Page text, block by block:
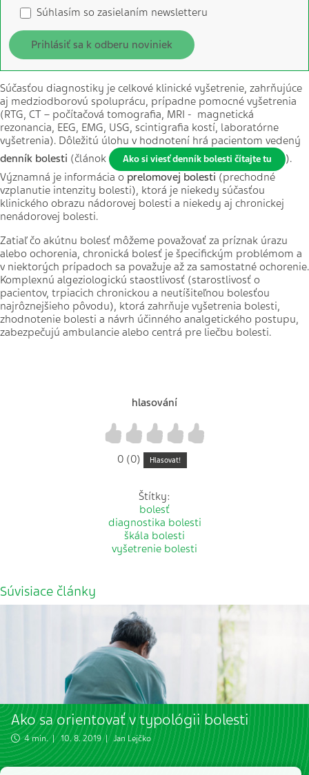
Súhlasím so zasielaním newsletteru
Prihlásiť sa k odberu noviniek
Súčasťou diagnostiky je celkové klinické vyšetrenie, zahrňujúce
aj medziodborovú spoluprácu, prípadne pomocné vyšetrenia
(RTG, CT – počítačová tomografia, MRI - magnetická
rezonancia, EEG, EMG, USG, scintigrafia kostí, laboratórne
vyšetrenia). Dôležitú úlohu v hodnotení hrá pacientom vedený
denník bolesti (článok Ako si viesť denník bolesti čítajte tu
).
Významná je informácia o prelomovej bolesti (prechodné
vzplanutie intenzity bolesti), ktorá je niekedy súčasťou
klinického obrazu nádorovej bolesti a niekedy aj chronickej
nenádorovej bolesti.
Zatiaľ čo akútnu bolesť môžeme považovať za príznak úrazu
alebo ochorenia, chronická bolesť je špecifickým problémom a
v niektorých prípadoch sa považuje až za samostatné ochorenie.
Komplexnú algeziologickú staostlivosť (starostlivosť o
pacientov, trpiacich chronickou a neutíšiteľnou bolesťou
najrôznejšieho pôvodu), ktorá zahrňuje vyšetrenia bolesti,
zhodnotenie bolesti a návrh účinného analgetického postupu,
zabezpečujú ambulancie alebo centrá pre liečbu bolesti.
hlasování
4
3
2
1
0 (0) Hlasovat!
Štítky:
bolesť
diagnostika bolesti
škála bolesti
vyšetrenie bolesti
Súvisiace články
Ako sa orientovať v typológii bolesti
4 min. | 10. 8. 2019 |Jan Lejčko